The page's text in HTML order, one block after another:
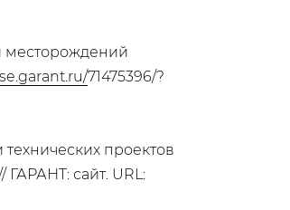
месторождений
71475396/?
проектов
сайт. URL: